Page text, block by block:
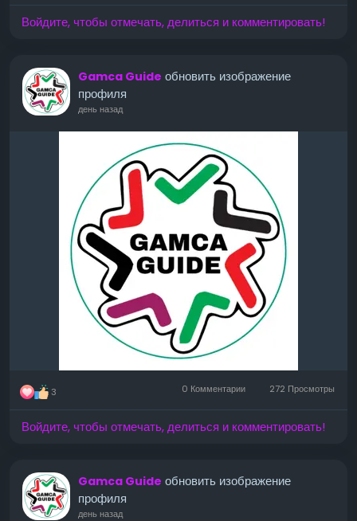
Войдите, чтобы отмечать, делиться и комментировать!
Gamca Guide обновить изображение
профиля
день назад
3 0 Комментарии 272 Просмотры
Войдите, чтобы отмечать, делиться и комментировать!
Gamca Guide обновить изображение
профиля
день назад